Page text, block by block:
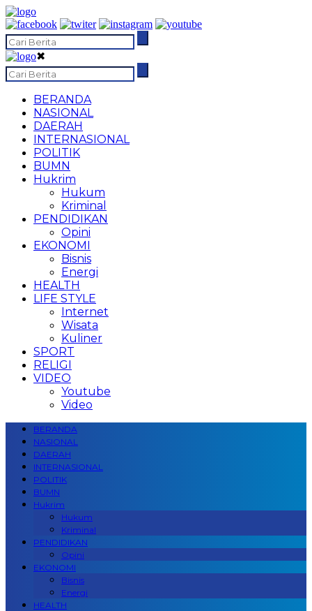
✖
BERANDA
NASIONAL
DAERAH
INTERNASIONAL
POLITIK
BUMN
Hukrim
Hukum
Kriminal
PENDIDIKAN
Opini
EKONOMI
Bisnis
Energi
HEALTH
LIFE STYLE
Internet
Wisata
Kuliner
SPORT
RELIGI
VIDEO
Youtube
Video
BERANDA
NASIONAL
DAERAH
INTERNASIONAL
POLITIK
BUMN
Hukrim
Hukum
Kriminal
PENDIDIKAN
Opini
EKONOMI
Bisnis
Energi
HEALTH